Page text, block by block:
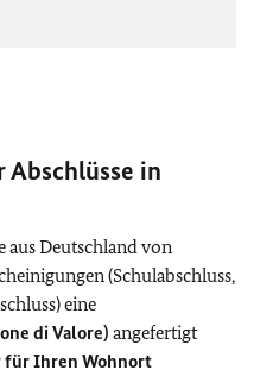
in
aus Deutschland von
(Schulabschluss,
eine
di Valore) angefertigt
für Ihren Wohnort